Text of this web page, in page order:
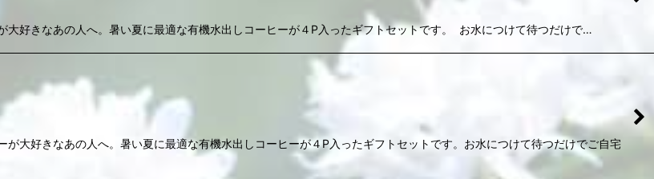
好きなあの人へ。暑い夏に最適な有機水出しコーヒーが４P入ったギフトセットです。 お水につけて待つだけで…
大好きなあの人へ。暑い夏に最適な有機水出しコーヒーが４P入ったギフトセットです。お水につけて待つだけでご自宅